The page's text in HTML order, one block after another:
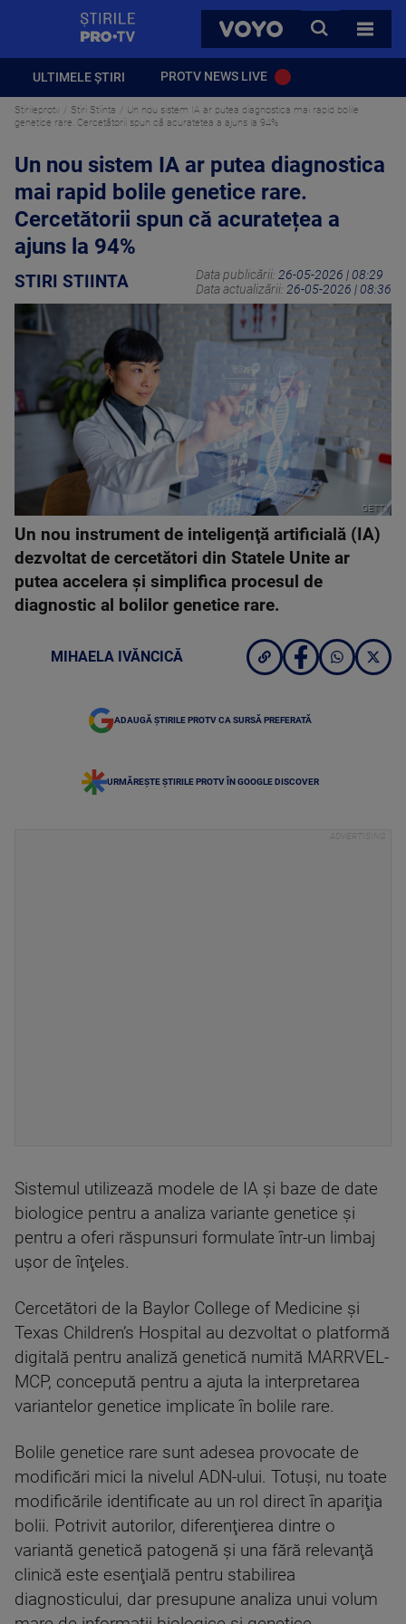
VOYO
CAUTA
TOATE
ULTIMELE ȘTIRI PROTV NEWS LIVE
Stirileprotv Stiri Stiinta
Un nou sistem IA ar putea diagnostica mai rapid bolile
genetice rare. Cercetătorii spun că acuratețea a ajuns la 94%
Un nou sistem IA ar putea diagnostica
mai rapid bolile genetice rare.
Cercetătorii spun că acuratețea a
ajuns la 94%
STIRI STIINTA Data publicării: 26-05-2026 | 08:29
Data actualizării: 26-05-2026 | 08:36
GETTY
Un nou instrument de inteligenţă artificială (IA)
dezvoltat de cercetători din Statele Unite ar
putea accelera şi simplifica procesul de
diagnostic al bolilor genetice rare.
MIHAELA IVĂNCICĂ
ADAUGĂ ȘTIRILE PROTV CA SURSĂ PREFERATĂ
URMĂREȘTE ȘTIRILE PROTV ÎN GOOGLE DISCOVER
Sistemul utilizează modele de IA şi baze de date
biologice pentru a analiza variante genetice şi
pentru a oferi răspunsuri formulate într-un limbaj
uşor de înţeles.
Cercetători de la Baylor College of Medicine şi
Texas Children’s Hospital au dezvoltat o platformă
digitală pentru analiză genetică numită MARRVEL-
MCP, concepută pentru a ajuta la interpretarea
variantelor genetice implicate în bolile rare.
Bolile genetice rare sunt adesea provocate de
modificări mici la nivelul ADN-ului. Totuşi, nu toate
modificările identificate au un rol direct în apariţia
bolii. Potrivit autorilor, diferenţierea dintre o
variantă genetică patogenă şi una fără relevanţă
clinică este esenţială pentru stabilirea
diagnosticului, dar presupune analiza unui volum